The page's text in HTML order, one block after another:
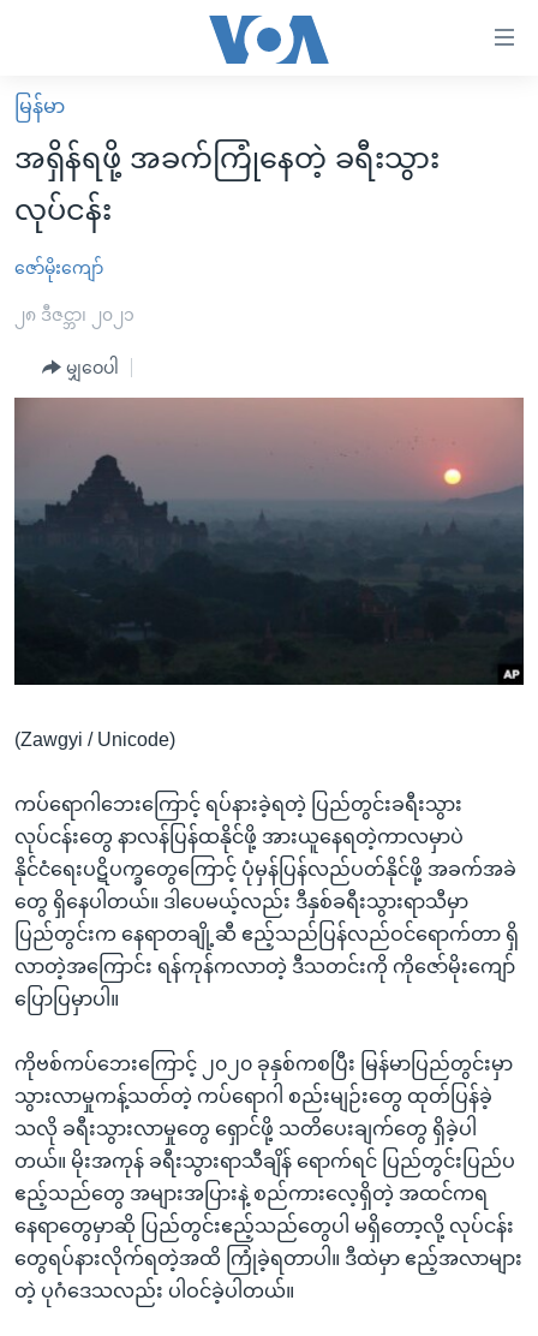
လွယ်ကူ
စေ
သည့်
Link
များ
ပင်မ
ရန်
ရန်
နေရာ
သို့
ကျော်
ရန်
မူလစာမျက်နှာ
မြန်မာ
ကမ္ဘာ့သတင်းများ
နိုင်ငံတကာ
အစ္စရေး-ပါလက်စတိုင်း
ဗွီဒီယို
အင်္ဂလိပ်စာလေ့လာမယ်
မကြေးမုံရဲ့ အင်္ဂလိပ်စာ
ရုပ်ရှင်ထဲက အင်္ဂလိပ်စာ
ရေဒီယို
တီဗွီ
ရေဒီယိုနှင့်ရုပ်သံ အချက်အလက်များ
ရေဒီယို/တီဗွီအစီအစဉ်
ဗွီအိုအေ လူမှုကွန်ယက်များ
မြန်မာ
အရှိန်ရဖို့ အခက်ကြုံနေတဲ့ ခရီးသွား
လုပ်ငန်း
ဇော်မိုးကျော်
၂၈ ဒီဇင္ဘာ၊ ၂၀၂၁
မျှဝေပါ
(Zawgyi / Unicode)
ကပ်ရောဂါဘေးကြောင့် ရပ်နားခဲ့ရတဲ့ ပြည်တွင်းခရီးသွား
လုပ်ငန်းတွေ နာလန်ပြန်ထနိုင်ဖို့ အားယူနေရတဲ့ကာလမှာပဲ
နိုင်ငံရေးပဋိပက္ခတွေကြောင့် ပုံမှန်ပြန်လည်ပတ်နိုင်ဖို့ အခက်အခဲ
တွေ ရှိနေပါတယ်။ ဒါပေမယ့်လည်း ဒီနှစ်ခရီးသွားရာသီမှာ
ပြည်တွင်းက နေရာတချို့ဆီ ဧည့်သည်ပြန်လည်ဝင်ရောက်တာ ရှိ
လာတဲ့အကြောင်း ရန်ကုန်ကလာတဲ့ ဒီသတင်းကို ကိုဇော်မိုးကျော်
ပြောပြမှာပါ။
ကိုဗစ်ကပ်ဘေးကြောင့် ၂၀၂၀ ခုနှစ်ကစပြီး မြန်မာပြည်တွင်းမှာ
သွားလာမှုကန့်သတ်တဲ့ ကပ်ရောဂါ စည်းမျဉ်းတွေ ထုတ်ပြန်ခဲ့
သလို ခရီးသွားလာမှုတွေ ရှောင်ဖို့ သတိပေးချက်တွေ ရှိခဲ့ပါ
တယ်။ မိုးအကုန် ခရီးသွားရာသီချိန် ရောက်ရင် ပြည်တွင်းပြည်ပ
ဧည့်သည်တွေ အများအပြားနဲ့ စည်ကားလေ့ရှိတဲ့ အထင်ကရ
နေရာတွေမှာဆို ပြည်တွင်းဧည့်သည်တွေပါ မရှိတော့လို့ လုပ်ငန်း
တွေရပ်နားလိုက်ရတဲ့အထိ ကြုံခဲ့ရတာပါ။ ဒီထဲမှာ ဧည့်အလာများ
တဲ့ ပုဂံဒေသလည်း ပါဝင်ခဲ့ပါတယ်။